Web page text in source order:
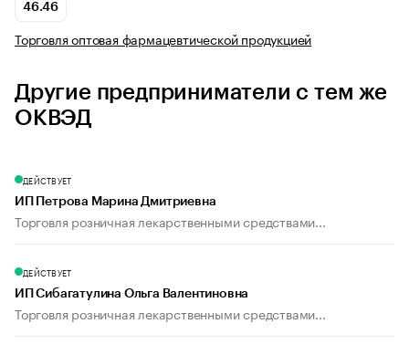
46.46
Торговля оптовая фармацевтической продукцией
Другие предприниматели с тем же
ОКВЭД
ДЕЙСТВУЕТ
ИП Петрова Марина Дмитриевна
Торговля розничная лекарственными средствами...
ДЕЙСТВУЕТ
ИП Сибагатулина Ольга Валентиновна
Торговля розничная лекарственными средствами...